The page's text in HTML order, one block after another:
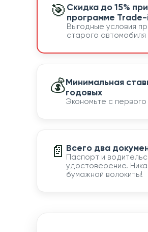
🎯 Скидка до 15%
программе
Выгодные условия
старого автомобиля
💰Минимальная
годовых
Экономьте с первого
📄 Всего два
Паспорт и
удостоверение.
бумажной волокиты!